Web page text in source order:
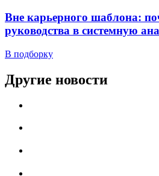
Вне карьерного шаблона:
руководства в системную
В подборку
Другие новости